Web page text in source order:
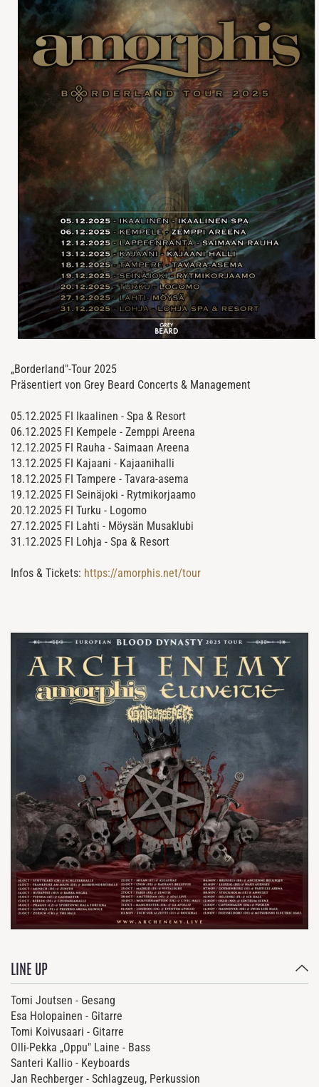
„Borderland"-Tour 2025
Präsentiert von Grey Beard Concerts & Management
05.12.2025 FI Ikaalinen - Spa & Resort
06.12.2025 FI Kempele - Zemppi Areena
12.12.2025 FI Rauha - Saimaan Areena
13.12.2025 FI Kajaani - Kajaanihalli
18.12.2025 FI Tampere - Tavara-asema
19.12.2025 FI Seinäjoki - Rytmikorjaamo
20.12.2025 FI Turku - Logomo
27.12.2025 FI Lahti - Möysän Musaklubi
31.12.2025 FI Lohja - Spa & Resort
Infos & Tickets: https://amorphis.net/tour
LINE UP
Tomi Joutsen - Gesang
Esa Holopainen - Gitarre
Tomi Koivusaari - Gitarre
Olli-Pekka „Oppu" Laine - Bass
Santeri Kallio - Keyboards
Jan Rechberger - Schlagzeug, Perkussion